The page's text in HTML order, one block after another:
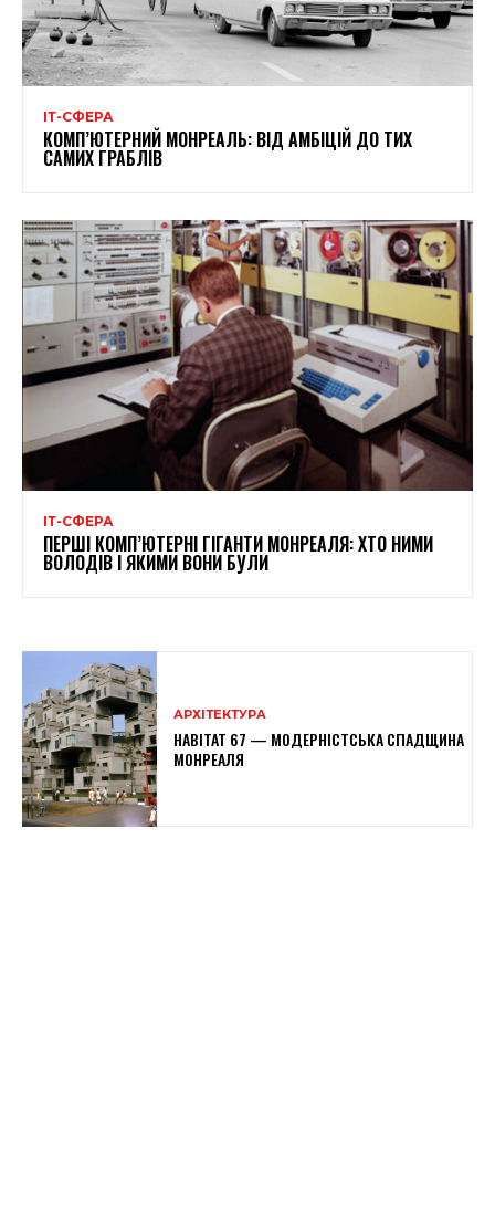
ІТ-СФЕРА
КОМП’ЮТЕРНИЙ МОНРЕАЛЬ: ВІД АМБІЦІЙ ДО ТИХ
САМИХ ГРАБЛІВ
ІТ-СФЕРА
ПЕРШІ КОМП’ЮТЕРНІ ГІГАНТИ МОНРЕАЛЯ: ХТО НИМИ
ВОЛОДІВ І ЯКИМИ ВОНИ БУЛИ
АРХІТЕКТУРА
HABITAT 67 — МОДЕРНІСТСЬКА СПАДЩИНА
МОНРЕАЛЯ